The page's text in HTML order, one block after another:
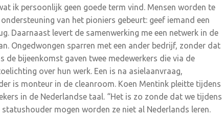
ik persoonlijk geen goede term vind. Mensen worden te
van het pioniers gebeurt: geef iemand een
Daarnaast levert de samenwerking me een netwerk in de
Ongedwongen sparren met een ander bedrijf, zonder dat
bijeenkomst gaven twee medewerkers die via de
over hun werk. Een is na asielaanvraag,
is monteur in de cleanroom. Koen Mentink pleitte tijdens
in de Nederlandse taal. “Het is zo zonde dat we tijdens
mogen worden ze niet al Nederlands leren.